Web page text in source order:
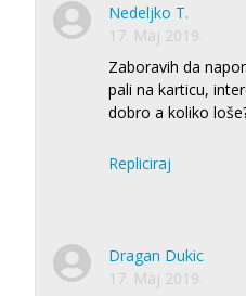
Nedeljko T.
17. Maj 2019.
Zaboravih da
pali na karticu,
dobro a koliko
Repliciraj
Dragan Dukic
17. Maj 2019.